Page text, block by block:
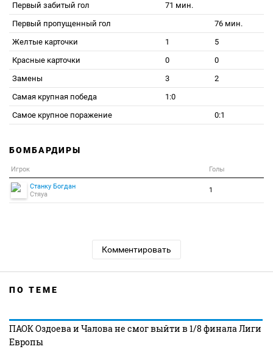
Первый забитый гол
71 мин.
Первый пропущенный гол
76 мин.
Желтые карточки
1
5
Красные карточки
0
0
Замены
3
2
Самая крупная победа
1:0
Самое крупное поражение
0:1
БОМБАРДИРЫ
Игрок Голы
Станку Богдан
Стяуа
1
Комментировать
ПО ТЕМЕ
ПАОК Оздоева и Чалова не смог выйти в 1/8 финала Лиги
Европы